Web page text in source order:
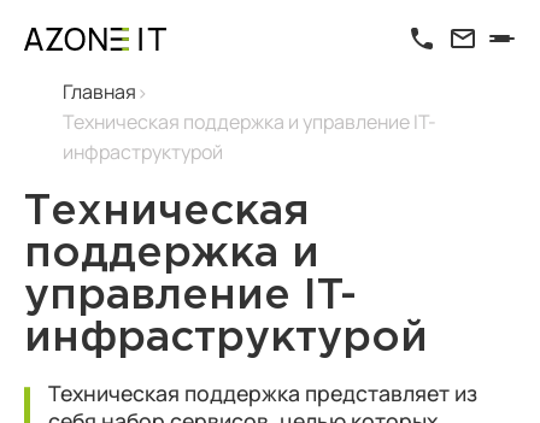
Главная
Техническая поддержка и управление IT-
инфраструктурой
Техническая
поддержка и
управление IT-
инфраструктурой
Техническая поддержка представляет из